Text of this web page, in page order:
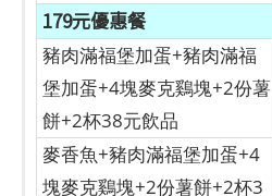
179元優惠餐
豬肉滿福堡加蛋+豬肉滿福
堡加蛋+4塊麥克鷄塊+2份薯
餅+2杯38元飲品
麥香魚+豬肉滿福堡加蛋+4
塊麥克鷄塊+2份薯餅+2杯3